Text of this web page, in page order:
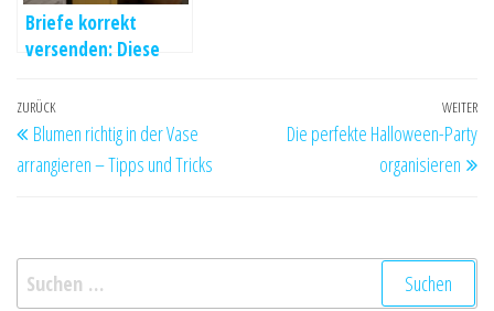
Briefe korrekt
versenden: Diese
Beitragsnavigation
Vorheriger
Beitrag
ZURÜCK
Blumen richtig in der Vase
arrangieren – Tipps und Tricks
WEITER
Die perfekte Halloween-Party
organisieren
Suchen
nach: